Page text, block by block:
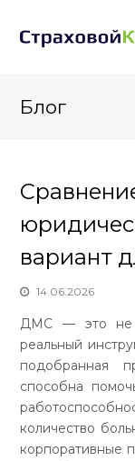
Блог
вариант
14.06.2026
ДМС — это не
реальный
подобранная
способна
количество
корпоративные